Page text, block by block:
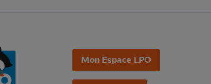
Mon Espace LPO